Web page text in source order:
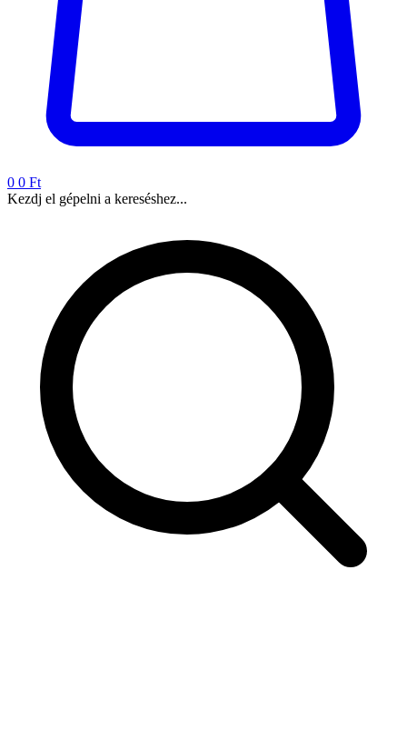
0 0 Ft
Kezdj el gépelni a kereséshez...